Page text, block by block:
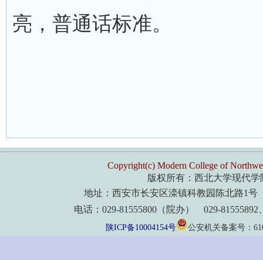
亮，普通话标准。
Copyright(c) Modern College of
版权所有：西北大学现代学
地址：西安市长安区滦镇科教园陈北路1
电话：029-81555800（院办） 029-81555892
陕ICP备10004154号 公安机关备案号：